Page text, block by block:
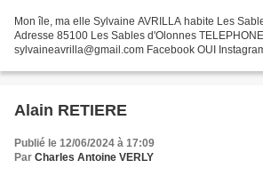
Mon île, ma elle Sylvaine AVRILLA habite Les
Adresse 85100 Les Sables d'Olonnes
sylvaineavrilla@gmail.com Facebook OUI
Alain RETIERE
Publié le 12/06/2024 à 17:09
Par Charles Antoine VERLY